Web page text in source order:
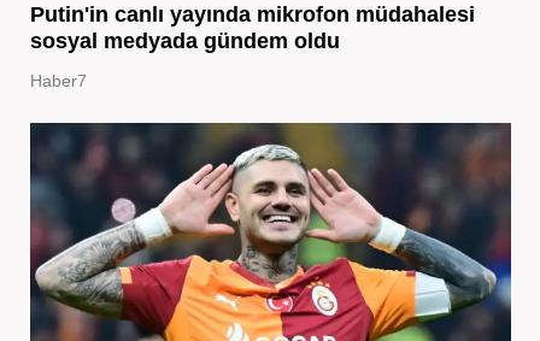
Putin'in canlı yayında mikrofon müdahalesi
sosyal medyada gündem oldu
Haber7